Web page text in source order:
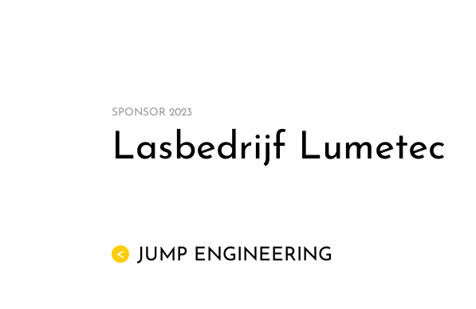
SPONSOR 2023
Lasbedrijf Lumetec
< JUMP ENGINEERING